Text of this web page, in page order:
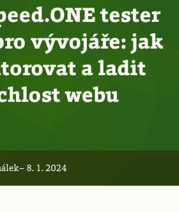
tester
vývojáře: jak
a ladit
webu
–8. 1. 2024